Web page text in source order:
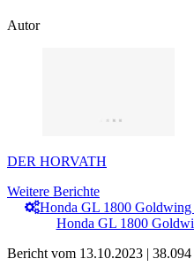
Autor
DER HORVATH
Weitere Berichte
Honda GL 1800 Goldwing
Honda GL 1800
Bericht vom 13.10.2023 |